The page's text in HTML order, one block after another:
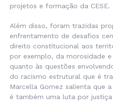
projetos e formação da CESE.
Além disso, foram trazidas
enfrentamento de desafios
direito constitucional aos
por exemplo, da morosidade
quanto às questões
do racismo estrutural que é
Marcella Gomez salienta que
é também uma luta por justiça